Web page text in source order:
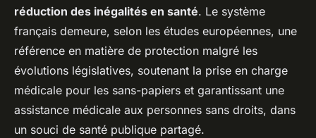
réduction des inégalités en santé. Le système
français demeure, selon les études européennes, une
référence en matière de protection malgré les
évolutions législatives, soutenant la prise en charge
médicale pour les sans-papiers et garantissant une
assistance médicale aux personnes sans droits, dans
un souci de santé publique partagé.